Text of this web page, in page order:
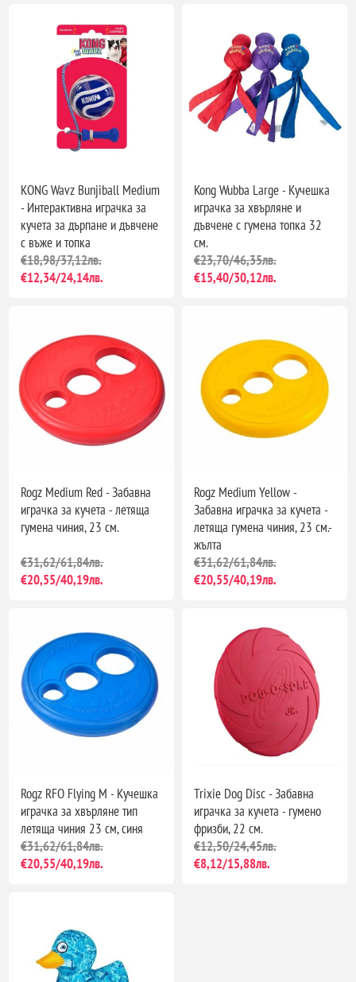
KONG Wavz Bunjiball Medium
- Интерактивна играчка за
кучета за дърпане и дъвчене
с въже и топка
€18,98/37,12лв.
€12,34/24,14лв.
Kong Wubba Large - Кучешка
играчка за хвърляне и
дъвчене с гумена топка 32
см.
€23,70/46,35лв.
€15,40/30,12лв.
Rogz Medium Red - Забавна
играчка за кучета - летяща
гумена чиния, 23 см.
€31,62/61,84лв.
€20,55/40,19лв.
Rogz Medium Yellow -
Забавна играчка за кучета -
летяща гумена чиния, 23 см.-
жълта
€31,62/61,84лв.
€20,55/40,19лв.
Rogz RFO Flying M - Кучешка
играчка за хвърляне тип
летяща чиния 23 см, синя
€31,62/61,84лв.
€20,55/40,19лв.
Trixie Dog Disc - Забавна
играчка за кучета - гумено
фризби, 22 см.
€12,50/24,45лв.
€8,12/15,88лв.